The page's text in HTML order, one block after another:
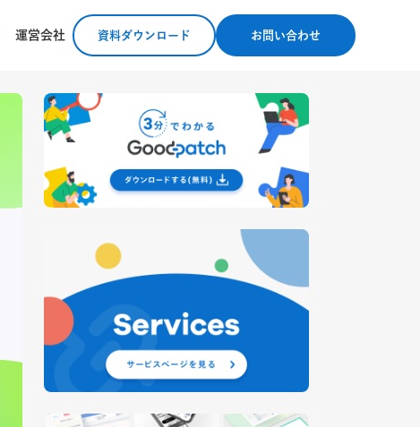
運営会社 資料ダウンロード お問い合わせ